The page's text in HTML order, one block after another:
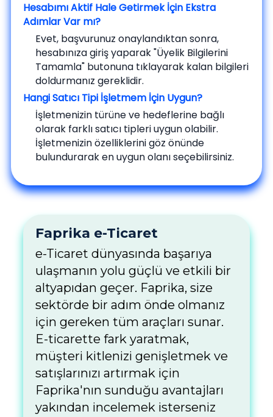
Hesabımı Aktif Hale Getirmek İçin Ekstra
Adımlar Var mı?
Evet, başvurunuz onaylandıktan sonra,
hesabınıza giriş yaparak "Üyelik Bilgilerini
Tamamla" butonuna tıklayarak kalan bilgileri
doldurmanız gereklidir.
Hangi Satıcı Tipi İşletmem İçin Uygun?
İşletmenizin türüne ve hedeflerine bağlı
olarak farklı satıcı tipleri uygun olabilir.
İşletmenizin özelliklerini göz önünde
bulundurarak en uygun olanı seçebilirsiniz.
Faprika e-Ticaret
e-Ticaret dünyasında başarıya
ulaşmanın yolu güçlü ve etkili bir
altyapıdan geçer. Faprika, size
sektörde bir adım önde olmanız
için gereken tüm araçları sunar.
E-ticarette fark yaratmak,
müşteri kitlenizi genişletmek ve
satışlarınızı artırmak için
Faprika'nın sunduğu avantajları
yakından incelemek isterseniz